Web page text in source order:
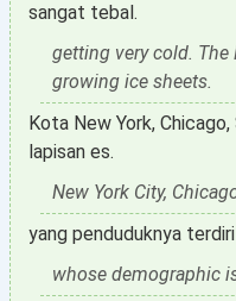
sangat tebal.
getting very cold.
growing ice sheets.
Kota New York,
lapisan es.
New York City,
yang penduduknya
whose demographic